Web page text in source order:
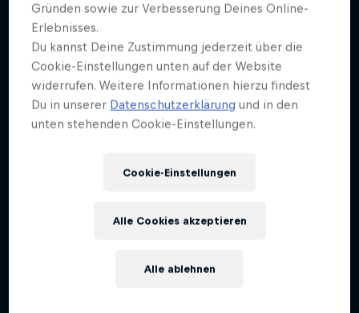
Gründen sowie zur Verbesserung Deines Online-
Erlebnisses.
Du kannst Deine Zustimmung jederzeit über die
Cookie-Einstellungen unten auf der Website
widerrufen. Weitere Informationen hierzu findest
Du in unserer Datenschutzerklärung und in den
unten stehenden Cookie-Einstellungen.
Cookie-Einstellungen
Alle ablehnen
Alle Cookies akzeptieren